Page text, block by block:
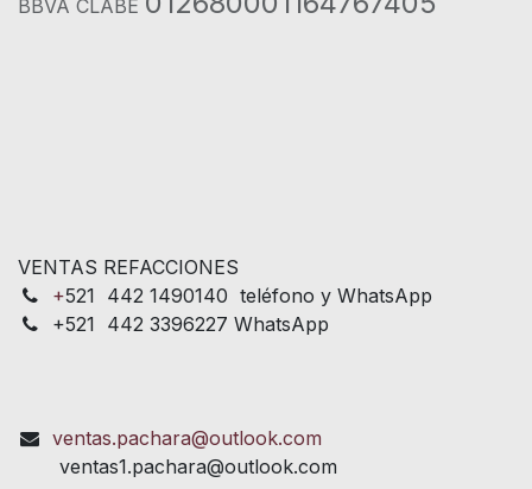
BBVA CLABE
VENTAS REFACCIONES
+521 442 1490140 teléfono y WhatsApp
+521 442 3396227 WhatsApp
ventas.pachara@outlook.com
ventas1.pachara@outlook.com